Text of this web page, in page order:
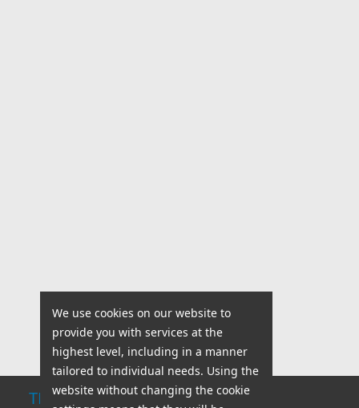
TECHNICAL SUPPORT
We use cookies on our website to
provide you with services at the
highest level, including in a manner
tailored to individual needs. Using the
website without changing the cookie